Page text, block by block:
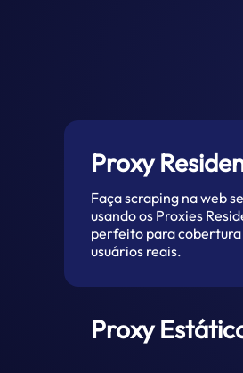
Proxy
Faça scraping na web
usando os Proxies
perfeito para cobertura
usuários reais.
Proxy